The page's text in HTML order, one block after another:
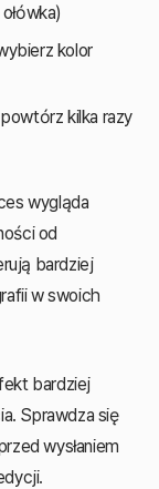
kolor
kilka razy
wygląda
od
bardziej
w swoich
bardziej
Sprawdza się
wysłaniem